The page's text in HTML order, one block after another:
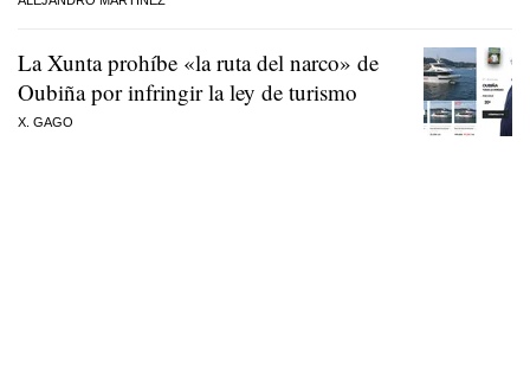
La Xunta prohíbe «la ruta del narco» de
Oubiña por infringir la ley de turismo
X. GAGO